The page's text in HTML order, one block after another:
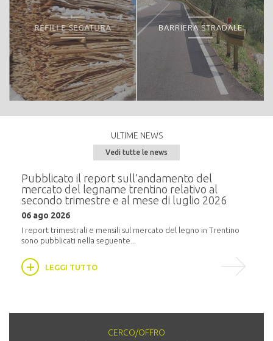
REFILI E SEGATURA BARRIERA STRADALE
ULTIME NEWS
Vedi tutte le news
Pubblicato il report sull’andamento del
mercato del legname trentino relativo al
secondo trimestre e al mese di luglio 2026
06 ago 2026
I report trimestrali e mensili sul mercato del legno in Trentino
sono pubblicati nella seguente...
LEGGI TUTTO
CERCO/OFFRO